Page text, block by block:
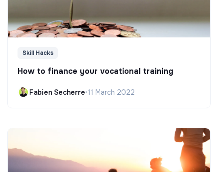
Skill Hacks
How to finance your vocational training
Fabien Secherre•11 March 2022